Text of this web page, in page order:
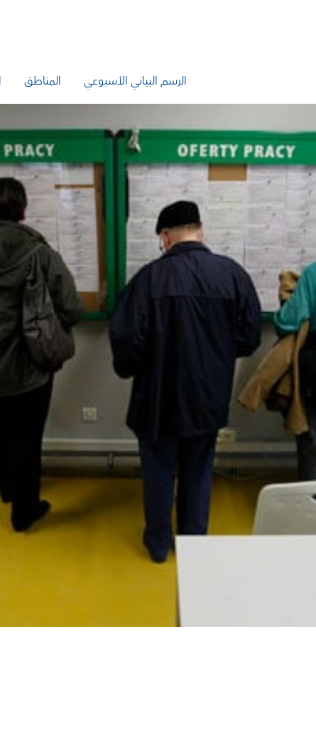
الرسم البياني الأسبوعي المناطق